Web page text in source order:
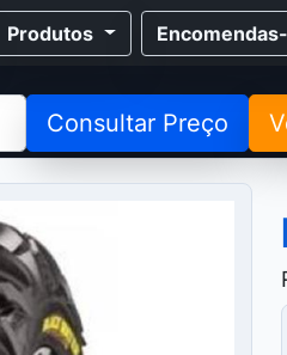
Produtos
Consultar Preço